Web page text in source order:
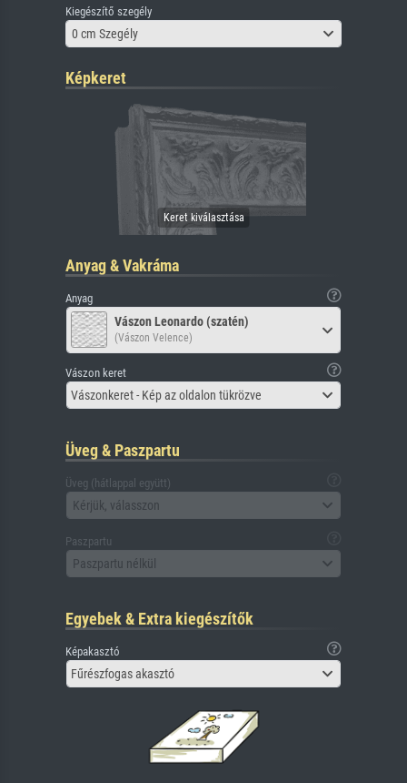
Kiegészítő szegély
0 cm Szegély
Képkeret
Anyag & Vakráma
Anyag
Vászon Leonardo (szatén)
(Vászon Velence)
Vászon keret
Vászonkeret - Kép az oldalon tükrözve
Üveg & Paszpartu
Üveg (hátlappal együtt)
Kérjük, válasszon
Paszpartu
Paszpartu nélkül
Egyebek & Extra kiegészítők
Képakasztó
Fűrészfogas akasztó